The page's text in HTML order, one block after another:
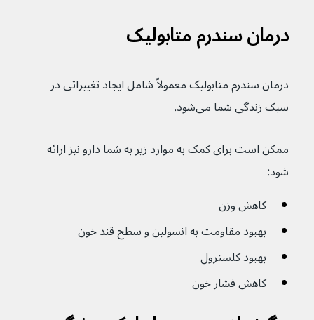
درمان سندرم متابولیک
درمان سندرم متابولیک معمولاً شامل ایجاد تغییراتی در
سبک زندگی شما می‌شود.
ممکن است برای کمک به موارد زیر به شما دارو نیز ارائه
شود:
کاهش وزن
بهبود مقاومت به انسولین و سطح قند خون
بهبود کلسترول
کاهش فشار خون